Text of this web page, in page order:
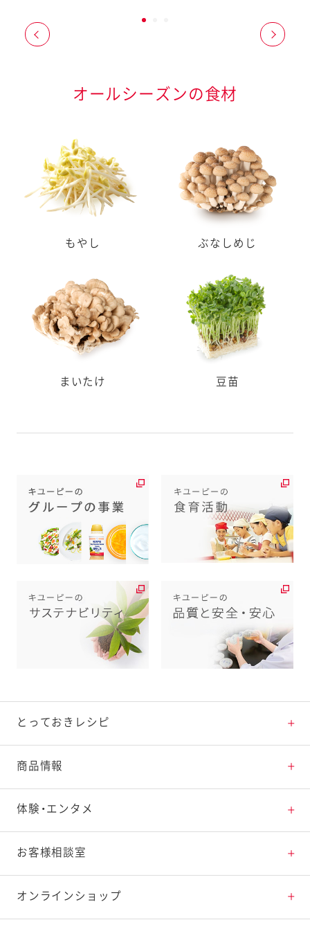
オールシーズンの食材
もやし ぶなしめじ
まいたけ 豆苗
とっておきレシピ
とっておきレシピトップ
素材の知識
料理の基本
特集レシピ
商品情報
商品情報トップ
新商品・リニューアル品一覧
販売終了商品一覧
体験・エンタメ
体験・エンタメトップ
マヨテラス（見学施設）
お客様相談室
お客様相談室トップ
オンラインショップ